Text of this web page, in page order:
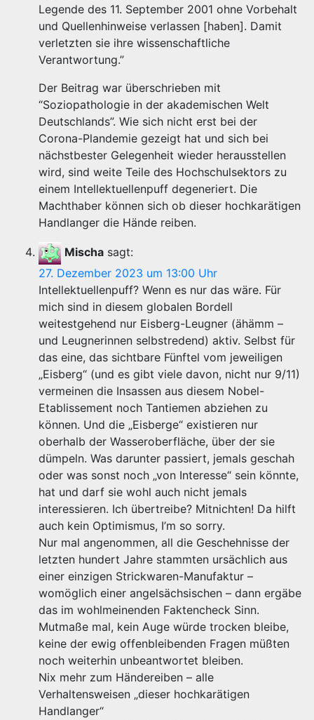
Legende des 11. September 2001 ohne Vorbehalt
und Quellenhinweise verlassen [haben]. Damit
verletzten sie ihre wissenschaftliche
Verantwortung.”
Der Beitrag war überschrieben mit
“Soziopathologie in der akademischen Welt
Deutschlands”. Wie sich nicht erst bei der
Corona-Plandemie gezeigt hat und sich bei
nächstbester Gelegenheit wieder herausstellen
wird, sind weite Teile des Hochschulsektors zu
einem Intellektuellenpuff degeneriert. Die
Machthaber können sich ob dieser hochkarätigen
Handlanger die Hände reiben.
Mischa sagt:
27. Dezember 2023 um 13:00 Uhr
Intellektuellenpuff? Wenn es nur das wäre. Für
mich sind in diesem globalen Bordell
weitestgehend nur Eisberg-Leugner (ähämm –
und Leugnerinnen selbstredend) aktiv. Selbst für
das eine, das sichtbare Fünftel vom jeweiligen
„Eisberg“ (und es gibt viele davon, nicht nur 9/11)
vermeinen die Insassen aus diesem Nobel-
Etablissement noch Tantiemen abziehen zu
können. Und die „Eisberge“ existieren nur
oberhalb der Wasseroberfläche, über der sie
dümpeln. Was darunter passiert, jemals geschah
oder was sonst noch „von Interesse“ sein könnte,
hat und darf sie wohl auch nicht jemals
interessieren. Ich übertreibe? Mitnichten! Da hilft
auch kein Optimismus, I’m so sorry.
Nur mal angenommen, all die Geschehnisse der
letzten hundert Jahre stammten ursächlich aus
einer einzigen Strickwaren-Manufaktur –
womöglich einer angelsächsischen – dann ergäbe
das im wohlmeinenden Faktencheck Sinn.
Mutmaße mal, kein Auge würde trocken bleibe,
keine der ewig offenbleibenden Fragen müßten
noch weiterhin unbeantwortet bleiben.
Nix mehr zum Händereiben – alle
Verhaltensweisen „dieser hochkarätigen
Handlanger“